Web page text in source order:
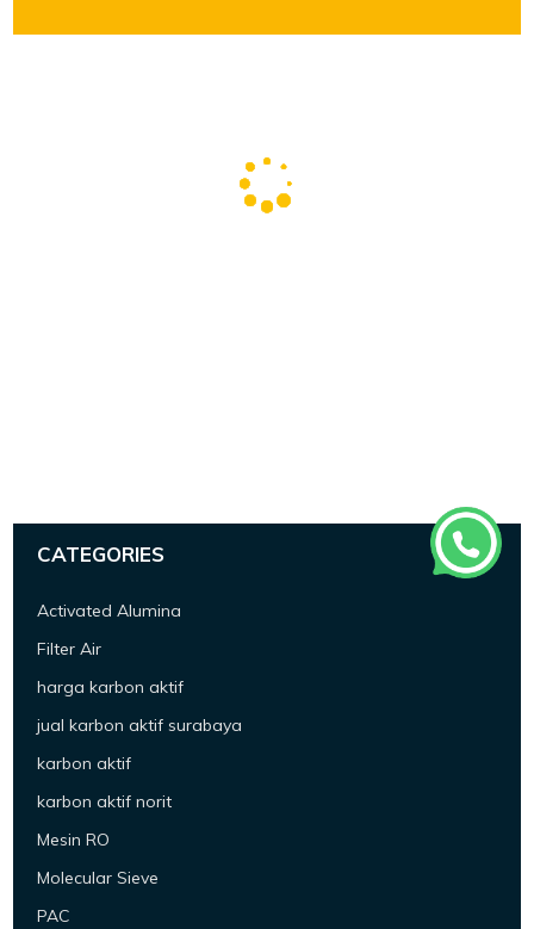
CATEGORIES
Activated Alumina
Filter Air
harga karbon aktif
jual karbon aktif surabaya
karbon aktif
karbon aktif norit
Mesin RO
Molecular Sieve
PAC